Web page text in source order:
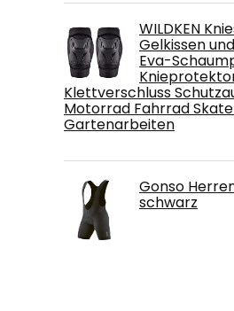
WILDKEN
Gelkissen
Eva-
Klettverschluss
Motorrad Fahrrad
Gartenarbeiten
Gonso
schwarz